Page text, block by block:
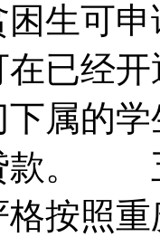
生可
已经
属的
款。
按照